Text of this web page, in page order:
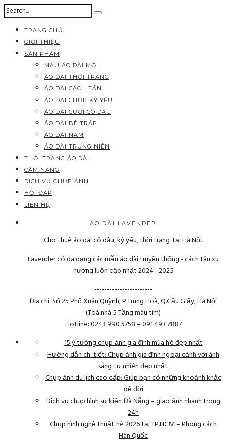
TRANG CHỦ
GIỚI THIỆU
SẢN PHẨM
MẪU ÁO DÀI MỚI
ÁO DÀI THỜI TRANG
ÁO DÀI CÁCH TÂN
ÁO DÀI CHỤP KỶ YẾU
ÁO DÀI CƯỚI CÔ DÂU
ÁO DÀI BÊ TRÁP
ÁO DÀI NAM
ÁO DÀI TRUNG NIÊN
THỜI TRANG ÁO DÀI
CẨM NANG
DỊCH VỤ CHỤP ẢNH
HỎI ĐÁP
LIÊN HỆ
ÁO DÀI LAVENDER
Cho thuê áo dài cô dâu, kỷ yếu, thời trang Tại Hà Nội.
Lavender có đa dạng các mẫu áo dài truyền thống - cách tân xu
hướng luôn cập nhật 2024 - 2025
-----------------------
Địa chỉ: Số 25 Phố Xuân Quỳnh, P.Trung Hoà, Q.Cầu Giấy, Hà Nội
(Toà nhà 5 Tầng màu tím)
Hotline: 0243 990 5758 – 091 493 7887
15 ý tưởng chụp ảnh gia đình mùa hè đẹp nhất
Hướng dẫn chi tiết: Chụp ảnh gia đình ngoại cảnh với ánh
sáng tự nhiên đẹp nhất
Chụp ảnh du lịch cao cấp: Giúp bạn có những khoảnh khắc
để đời
Dịch vụ chụp hình sự kiện Đà Nẵng – giao ảnh nhanh trong
24h
Chụp hình nghệ thuật hè 2026 tại TP.HCM – Phong cách
Hàn Quốc